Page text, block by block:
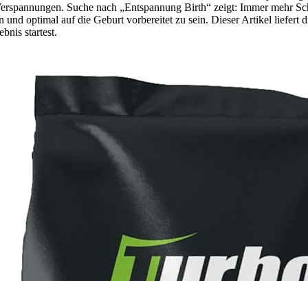
Suche nach „Entspannung Birth“ zeigt: Immer mehr
optimal auf die Geburt vorbereitet zu sein. Dieser Artikel liefert
startest.